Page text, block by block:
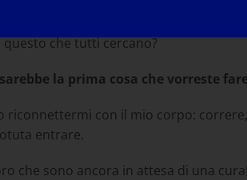
e realizzare tante cose.
che tutti cercano?
la prima cosa che vorreste
riconnettermi con il mio corpo:
entrare.
che sono ancora in attesa di una